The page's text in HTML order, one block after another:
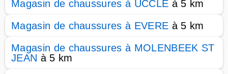
Magasin de chaussures à UCCLE à 5 km
Magasin de chaussures à EVERE à 5 km
Magasin de chaussures à MOLENBEEK ST
JEAN à 5 km